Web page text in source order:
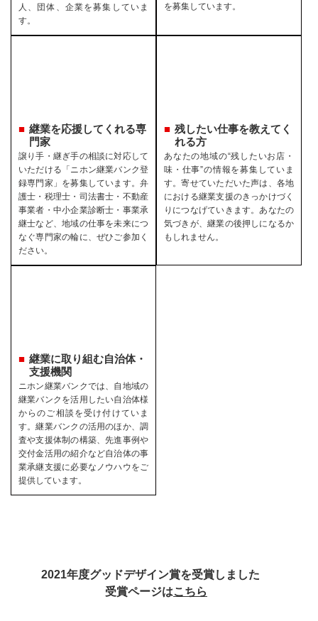
人、団体、企業を募集していま
す。
を募集しています。
継業を応援してくれる専
門家
譲り手・継ぎ手の相談に対応して
いただける「ニホン継業バンク登
録専門家」を募集しています。弁
護士・税理士・司法書士・不動産
事業者・中小企業診断士・事業承
継士など、地域の仕事を未来につ
なぐ専門家の輪に、ぜひご参加く
ださい。
残したい仕事を教えてく
れる方
あなたの地域の“残したいお店・
味・仕事”の情報を募集していま
す。寄せていただいた声は、各地
における継業支援のきっかけづく
りにつなげていきます。あなたの
気づきが、継業の後押しになるか
もしれません。
継業に取り組む自治体・
支援機関
ニホン継業バンクでは、自地域の
継業バンクを活用したい自治体様
からのご相談を受け付けていま
す。継業バンクの活用のほか、調
査や支援体制の構築、先進事例や
交付金活用の紹介など自治体の事
業承継支援に必要なノウハウをご
提供しています。
2021年度グッドデザイン賞を受賞しました
受賞ページはこちら